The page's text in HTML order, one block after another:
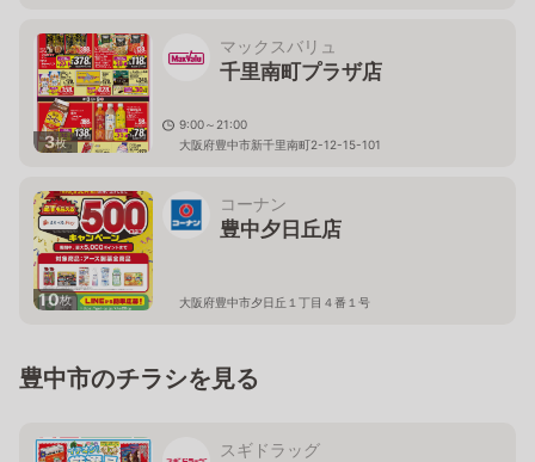
3枚
マックスバリュ
千里南町プラザ店
9:00～21:00
大阪府豊中市新千里南町2-12-15-101
10枚
コーナン
豊中夕日丘店
大阪府豊中市夕日丘１丁目４番１号
豊中市のチラシを見る
スギドラッグ